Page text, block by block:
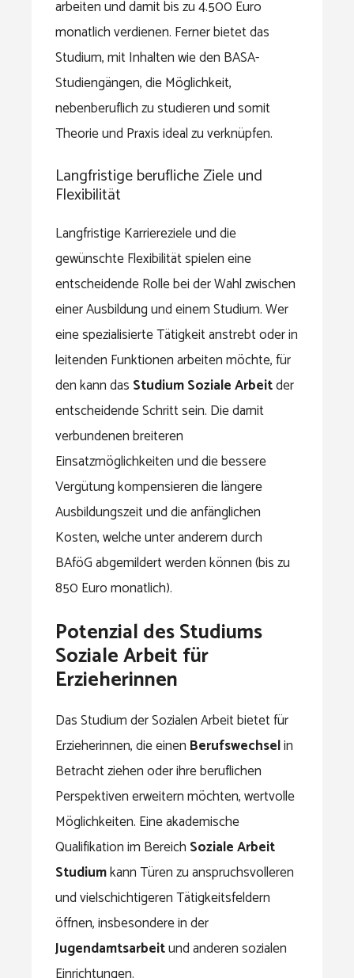
arbeiten und damit bis zu 4.500 Euro
monatlich verdienen. Ferner bietet das
Studium, mit Inhalten wie den BASA-
Studiengängen, die Möglichkeit,
nebenberuflich zu studieren und somit
Theorie und Praxis ideal zu verknüpfen.
Langfristige berufliche Ziele und
Flexibilität
Langfristige Karriereziele und die
gewünschte Flexibilität spielen eine
entscheidende Rolle bei der Wahl zwischen
einer Ausbildung und einem Studium. Wer
eine spezialisierte Tätigkeit anstrebt oder in
leitenden Funktionen arbeiten möchte, für
den kann das Studium Soziale Arbeitder
entscheidende Schritt sein. Die damit
verbundenen breiteren
Einsatzmöglichkeiten und die bessere
Vergütung kompensieren die längere
Ausbildungszeit und die anfänglichen
Kosten, welche unter anderem durch
BAföG abgemildert werden können (bis zu
850 Euro monatlich).
Potenzial des Studiums
Soziale Arbeit für
Erzieherinnen
Das Studium der Sozialen Arbeit bietet für
Erzieherinnen, die einen Berufswechselin
Betracht ziehen oder ihre beruflichen
Perspektiven erweitern möchten, wertvolle
Möglichkeiten. Eine akademische
Qualifikation im Bereich Soziale Arbeit
Studiumkann Türen zu anspruchsvolleren
und vielschichtigeren Tätigkeitsfeldern
öffnen, insbesondere in der
Jugendamtsarbeitund anderen sozialen